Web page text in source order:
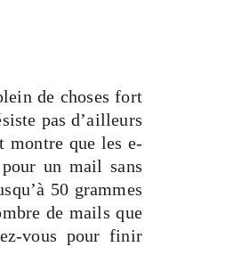
de choses fort
pas d’ailleurs
montre que les e-
un mail sans
50 grammes
de mails que
vous pour finir